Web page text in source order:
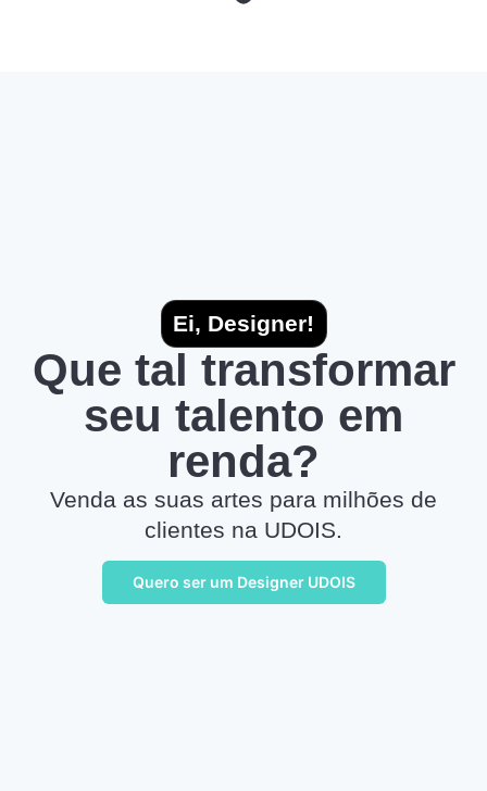
Ei, Designer!
Que tal transformar
seu talento em
renda?
Venda as suas artes para milhões de
clientes na UDOIS.
Quero ser um Designer UDOIS